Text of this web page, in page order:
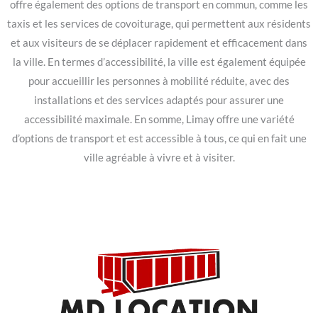
offre également des options de transport en commun, comme les
taxis et les services de covoiturage, qui permettent aux résidents
et aux visiteurs de se déplacer rapidement et efficacement dans
la ville. En termes d’accessibilité, la ville est également équipée
pour accueillir les personnes à mobilité réduite, avec des
installations et des services adaptés pour assurer une
accessibilité maximale. En somme, Limay offre une variété
d’options de transport et est accessible à tous, ce qui en fait une
ville agréable à vivre et à visiter.